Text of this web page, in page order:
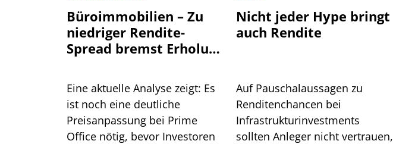
Büroimmobilien – Zu
niedriger Rendite-
Spread bremst Erholung
Eine aktuelle Analyse zeigt: Es
ist noch eine deutliche
Preisanpassung bei Prime
Office nötig, bevor Investoren
Nicht jeder Hype bringt
auch Rendite
Auf Pauschalaussagen zu
Renditenchancen bei
Infrastrukturinvestments
sollten Anleger nicht vertrauen,